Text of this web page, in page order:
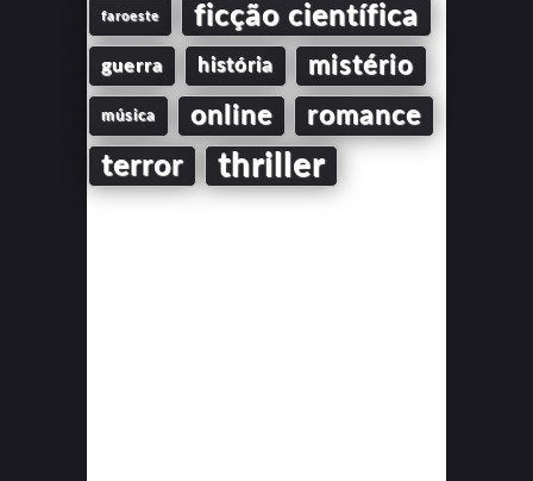
faroeste ficção científica
guerra história mistério
música online romance
terror thriller